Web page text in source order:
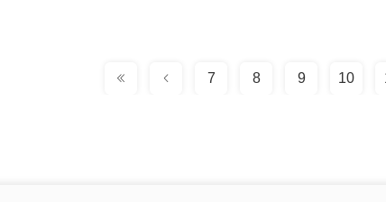
7 8 9 10